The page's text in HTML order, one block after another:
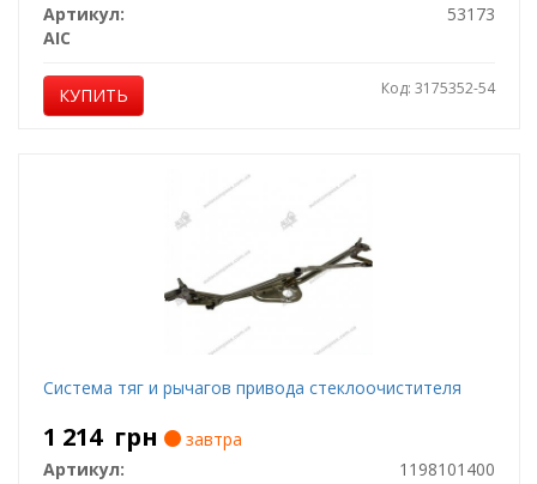
Артикул:
53173
AIC
КУПИТЬ Код: 3175352-54
Система тяг и рычагов привода стеклоочистителя
1 214 грн
завтра
Артикул:
1198101400